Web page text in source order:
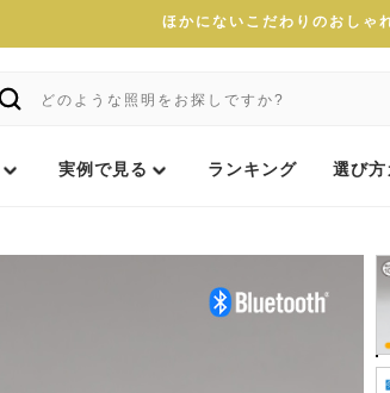
ほかにないこだわりのおしゃ
実例で見る ランキング 選び方